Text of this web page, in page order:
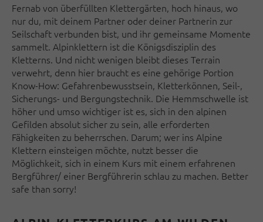
Fernab von überfüllten Klettergärten, hoch hinaus, wo
nur du, mit deinem Partner oder deiner Partnerin zur
Seilschaft verbunden bist, und ihr gemeinsame Momente
sammelt. Alpinklettern ist die Königsdisziplin des
Kletterns. Und nicht wenigen bleibt dieses Terrain
verwehrt, denn hier braucht es eine gehörige Portion
Know-How: Gefahrenbewusstsein, Kletterkönnen, Seil-,
Sicherungs- und Bergungstechnik. Die Hemmschwelle ist
höher und umso wichtiger ist es, sich in den alpinen
Gefilden absolut sicher zu sein, alle erforderten
Fähigkeiten zu beherrschen. Darum; wer ins Alpine
Klettern einsteigen möchte, nutzt besser die
Möglichkeit, sich in einem Kurs mit einem erfahrenen
Bergführer/ einer Bergführerin schlau zu machen. Better
safe than sorry!